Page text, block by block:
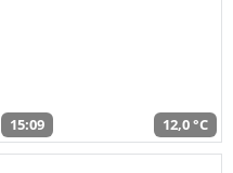
15:09 12,0 °C